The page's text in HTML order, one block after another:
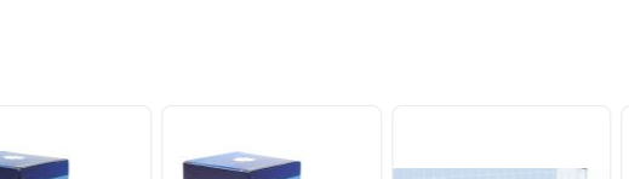
5%), lazac 5%, borsóliszt 2,7%, szárított áfonya